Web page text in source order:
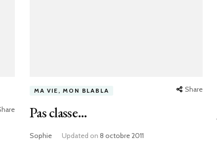
MA VIE, MON BLABLA Share
Pas classe…
Sophie Updated on 8 octobre 2011